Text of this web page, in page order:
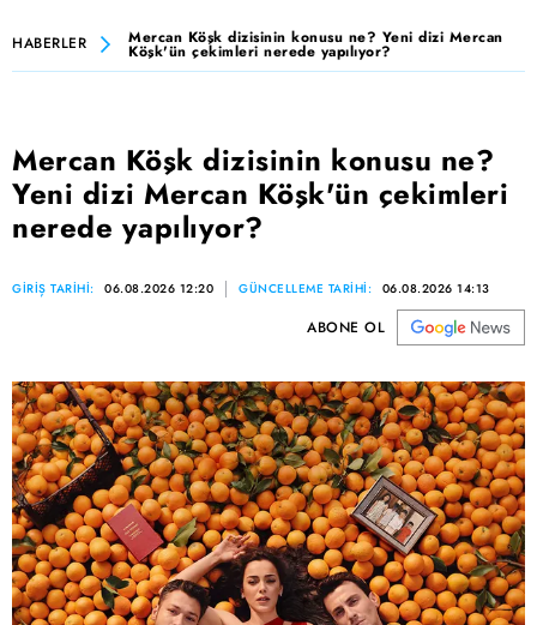
HABERLER Mercan Köşk dizisinin konusu ne? Yeni dizi Mercan
Köşk'ün çekimleri nerede yapılıyor?
Mercan Köşk dizisinin konusu ne?
Yeni dizi Mercan Köşk'ün çekimleri
nerede yapılıyor?
GİRİŞ TARİHİ: 06.08.2026 12:20 GÜNCELLEME TARİHİ: 06.08.2026 14:13
ABONE OL